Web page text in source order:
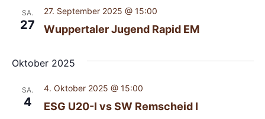
SA.
27 Wuppertaler Jugend Rapid EM
27. September 2025 @ 15:00
Oktober 2025
SA.
4 ESG U20-I vs SW Remscheid I
4. Oktober 2025 @ 15:00